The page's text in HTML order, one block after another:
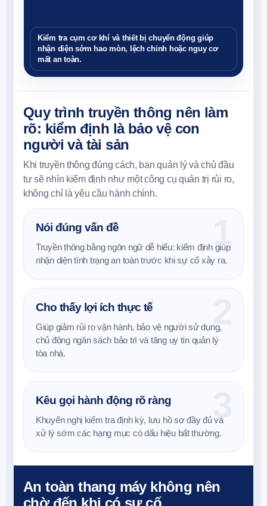
nhận diện sớm hao mòn, lệch chỉnh hoặc nguy cơ
Quy trình truyền thông nên làm
rõ: kiểm định là bảo vệ con
người và tài sản
Khi truyền thông đúng cách, ban quản lý và chủ đầu
tư sẽ nhìn kiểm định như một công cụ quản trị rủi ro,
không chỉ là yêu cầu hành chính.
Nói đúng vấn đề
nhận diện tình trạng an toàn trước khi sự cố xảy ra.
Cho thấy lợi ích thực tế
Giúp giảm rủi ro vận hành, bảo vệ người sử dụng,
tòa nhà.
Kêu gọi hành động rõ ràng